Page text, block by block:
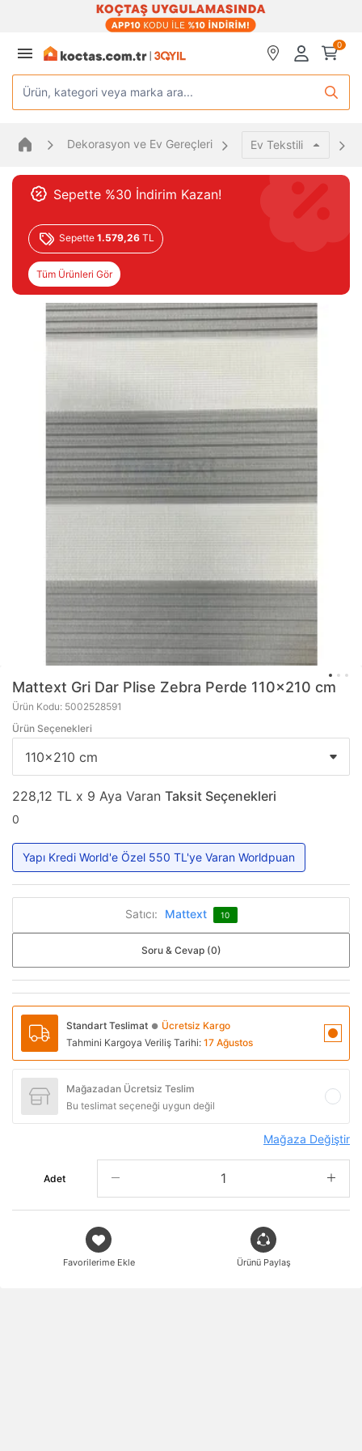
0
Ürün, kategori veya marka ara...
Dekorasyon ve Ev Gereçleri Ev Tekstili
Sepette %30 İndirim Kazan!
Sepette 1.579,26 TL
Tüm Ürünleri Gör
Mattext Gri Dar Plise Zebra Perde 110x210 cm
Ürün Kodu: 5002528591
Ürün Seçenekleri
228,12 TL x 9 Aya Varan Taksit Seçenekleri
0
Yapı Kredi World'e Özel 550 TL'ye Varan Worldpuan
Satıcı: Mattext 10
Soru & Cevap (0)
Standart Teslimat ● Ücretsiz Kargo
Tahmini Kargoya Veriliş Tarihi: 17 Ağustos
Mağazadan Ücretsiz Teslim
Bu teslimat seçeneği uygun değil
Mağaza Değiştir
Adet
Favorilerime Ekle Ürünü Paylaş